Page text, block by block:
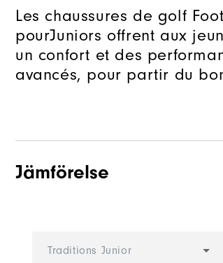
Les chaussures de golf
pourJuniors offrent aux
un confort et des
avancés, pour partir du
Jämförelse
Traditions Junior